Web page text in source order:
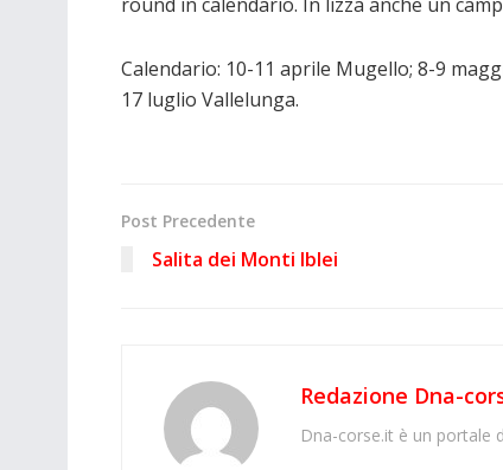
Calendario: 10-11 aprile Mugello; 8-9
17 luglio Vallelunga.
Post Precedente
Salita dei Monti Iblei
Redazione Dna-
Dna-corse.it è un portale